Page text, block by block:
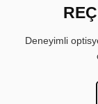
Deneyimli